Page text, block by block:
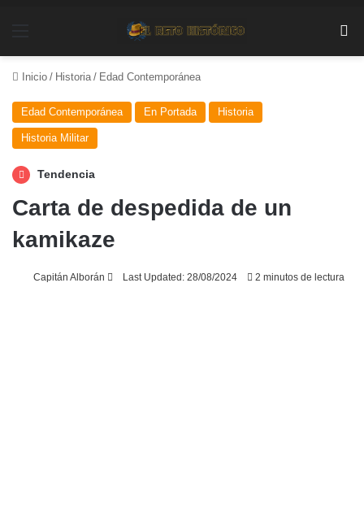
Inicio / Historia / Edad Contemporánea
Edad Contemporánea En Portada Historia
Historia Militar
Tendencia
Carta de despedida de un
kamikaze
Capitán Alborán
Send
Last Updated: 28/08/2024 2 minutos de lectura